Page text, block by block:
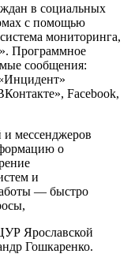
в социальных
с помощью
мониторинга,
Программное
сообщения:
Facebook,
мессенджеров
о
и
— быстро
Ярославской
Гошкаренко.